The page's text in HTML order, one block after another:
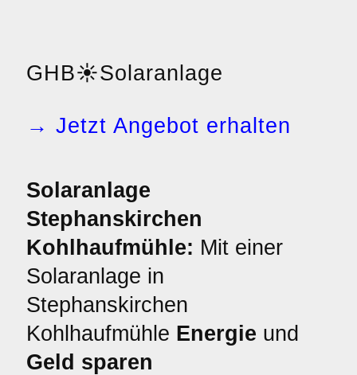
GHB☀️Solaranlage
→ Jetzt Angebot erhalten
Solaranlage
Stephanskirchen
Kohlhaufmühle: Mit einer
Solaranlage in
Stephanskirchen
Kohlhaufmühle Energie und
Geld sparen